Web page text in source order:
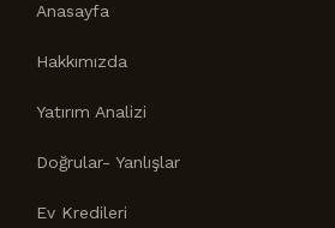
Anasayfa
Hakkımızda
Yatırım Analizi
Doğrular- Yanlışlar
Ev Kredileri